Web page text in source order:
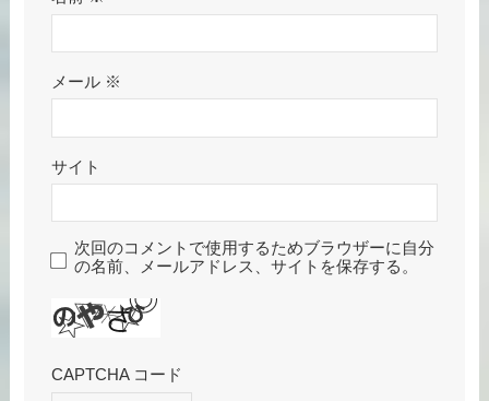
メール ※
サイト
次回のコメントで使用するためブラウザーに自分
の名前、メールアドレス、サイトを保存する。
CAPTCHA コード